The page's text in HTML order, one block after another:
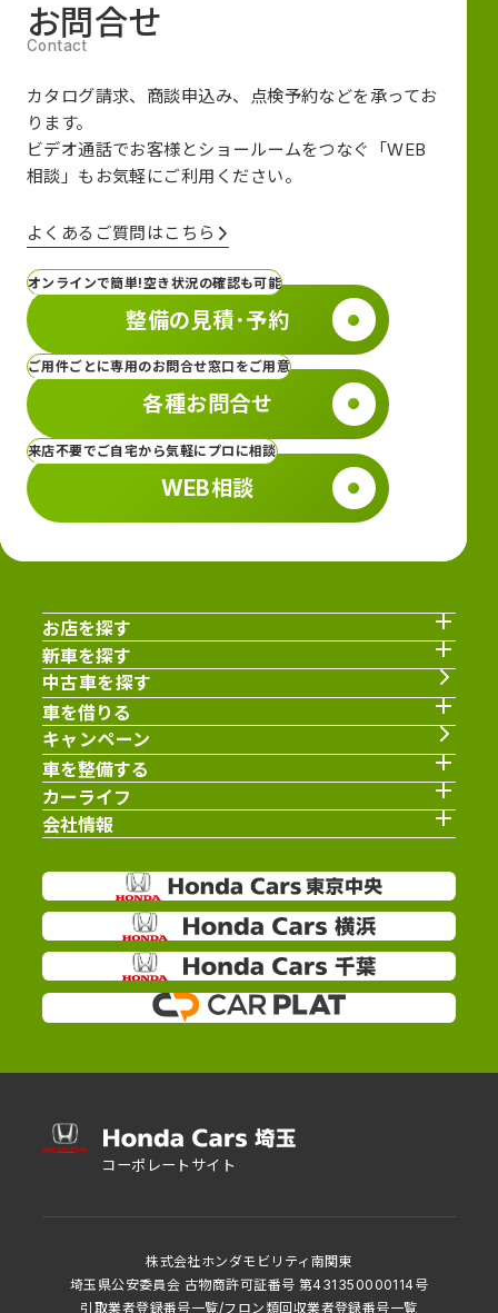
お問合せ
カタログ請求、商談申込み、点検予約などを承ってお
ります。
ビデオ通話でお客様とショールームをつなぐ
「WEB
相談」も お気軽にご利用ください。
よくあるご質問はこちら
オンラインで簡単!空き状況の確認も可能
整備の見積･予約
ご用件ごとに専用のお問合せ窓口をご用意
各種お問合せ
来店不要でご自宅から気軽にプロに相談
WEB相談
お店を探す
新車を探す
中古車を探す
車を借りる
キャンペーン
車を整備する
カーライフ
会社情報
コーポレートサイト
株式会社ホンダモビリティ南関東
埼玉県公安委員会 古物商許可証番号 第431350000114号
引取業者登録番号一覧/フロン類回収業者登録番号一覧